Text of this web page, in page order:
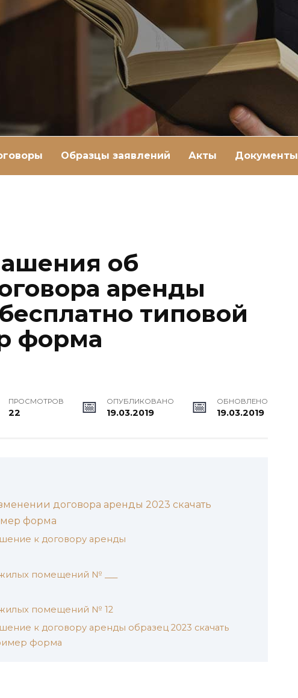
Образцы заявлений Акты Документы
об
аренды
типовой
форма
ПРОСМОТРОВ
22
ОПУБЛИКОВАНО
19.03.2019
ОБНОВЛЕНО
19.03.2019
договора аренды 2023 скачать
форма
к договору аренды
помещений № ___
помещений № 12
к договору аренды образец 2023 скачать
форма